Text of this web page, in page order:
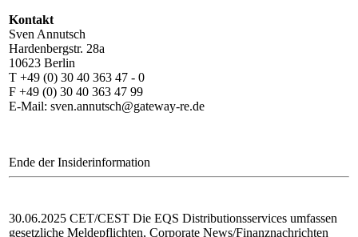
Kontakt
Sven Annutsch
Hardenbergstr. 28a
10623 Berlin
T +49 (0) 30 40 363 47 - 0
F +49 (0) 30 40 363 47 99
E-Mail: sven.annutsch@gateway-re.de
Ende der Insiderinformation
30.06.2025 CET/CEST Die EQS Distributionsservices umfassen
gesetzliche Meldepflichten, Corporate News/Finanznachrichten